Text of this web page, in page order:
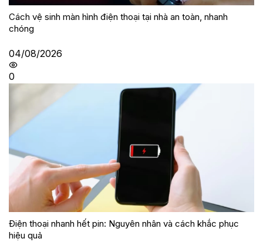
Cách vệ sinh màn hình điện thoại tại nhà an toàn, nhanh
chóng
04/08/2026
0
Điện thoại nhanh hết pin: Nguyên nhân và cách khắc phục
hiệu quả